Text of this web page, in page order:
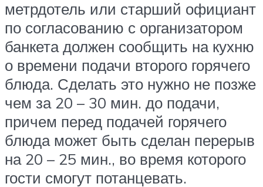
метрдотель или старший официант
по согласованию с организатором
банкета должен сообщить на кухню
о времени подачи второго горячего
блюда. Сделать это нужно не позже
чем за 20 – 30 мин. до подачи,
причем перед подачей горячего
блюда может быть сделан перерыв
на 20 – 25 мин., во время которого
гости смогут потанцевать.